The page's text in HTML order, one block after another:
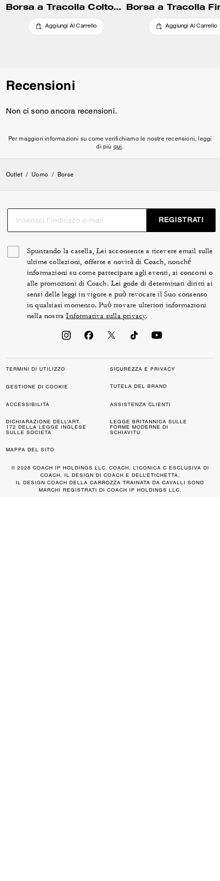
Borsa a Tracolla Colton 25
Aggiungi Al Carrello Aggiungi Al Carrello
Recensioni
Non ci sono ancora recensioni.
Per maggiori informazioni su come verifichiamo le nostre recensioni, leggi
di più qui.
Outlet / Uomo / Borse
REGISTRATI
Spuntando la casella, Lei acconsente a ricevere email sulle
ultime collezioni, offerte e novità di Coach, nonché
informazioni su come partecipare agli eventi, ai concorsi o
alle promozioni di Coach. Lei gode di determinati diritti ai
sensi delle leggi in vigore e può revocare il Suo consenso
in qualsiasi momento. Può trovare ulteriori informazioni
nella nostraInformativa sulla privacy.
TERMINI DI UTILIZZO SICUREZZA E PRIVACY
GESTIONE DI COOKIE TUTELA DEL BRAND
ACCESSIBILITÀ ASSISTENZA CLIENTI
DICHIARAZIONE DELL’ART.
172 DELLA LEGGE INGLESE
SULLE SOCIETÀ
LEGGE BRITANNICA SULLE
FORME MODERNE DI
SCHIAVITÙ
MAPPA DEL SITO
© 2026 COACH IP HOLDINGS LLC. COACH, L’ICONICA C ESCLUSIVA DI
COACH, IL DESIGN DI COACH E DELL’ETICHETTA,
IL DESIGN COACH DELLA CARROZZA TRAINATA DA CAVALLI SONO
MARCHI REGISTRATI DI COACH IP HOLDINGS LLC.